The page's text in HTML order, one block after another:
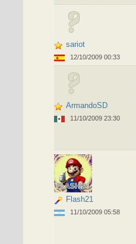
sariot
12/10/2009 00:33
ArmandoSD
11/10/2009 23:30
Flash21
11/10/2009 05:58